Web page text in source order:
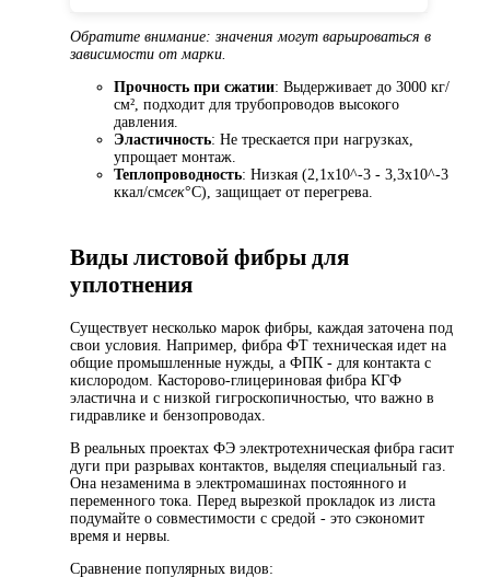
Обратите внимание: значения могут варьироваться в
зависимости от марки.
Прочность при сжатии: Выдерживает до 3000 кг/
см², подходит для трубопроводов высокого
давления.
Эластичность: Не трескается при нагрузках,
упрощает монтаж.
Теплопроводность: Низкая (2,1х10^-3 - 3,3х10^-3
ккал/смсек°С), защищает от перегрева.
Виды листовой фибры для
уплотнения
Существует несколько марок фибры, каждая заточена под
свои условия. Например, фибра ФТ техническая идет на
общие промышленные нужды, а ФПК - для контакта с
кислородом. Касторово-глицериновая фибра КГФ
эластична и с низкой гигроскопичностью, что важно в
гидравлике и бензопроводах.
В реальных проектах ФЭ электротехническая фибра гасит
дуги при разрывах контактов, выделяя специальный газ.
Она незаменима в электромашинах постоянного и
переменного тока. Перед вырезкой прокладок из листа
подумайте о совместимости с средой - это сэкономит
время и нервы.
Сравнение популярных видов: